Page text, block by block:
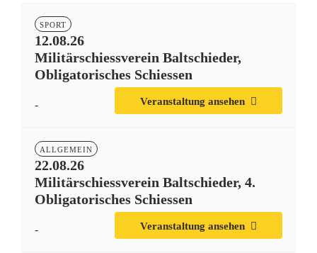
12.08.26
SPORT
Militärschiessverein Baltschieder,
Obligatorisches Schiessen
- Veranstaltung ansehen
22.08.26
ALLGEMEIN
Militärschiessverein Baltschieder, 4.
Obligatorisches Schiessen
- Veranstaltung ansehen